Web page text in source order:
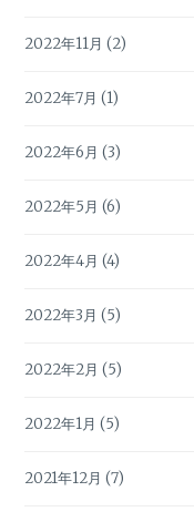
2022年11月 (2)
2022年7月 (1)
2022年6月 (3)
2022年5月 (6)
2022年4月 (4)
2022年3月 (5)
2022年2月 (5)
2022年1月 (5)
2021年12月 (7)